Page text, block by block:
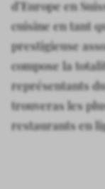
d’Europe en
cuisine en tant
prestigieuse
compose la
représentants
trouveras les
restaurants en